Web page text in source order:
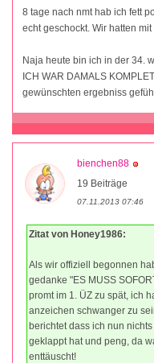
8 tage nach nmt hab ich fett
echt geschockt. Wir hatten
Naja heute bin ich in der 34.
ICH WAR DAMALS
gewünschten ergebniss
bienchen88
19 Beiträge
07.11.2013 07:46
Zitat von Honey1986:
Als wir offiziell begonnen
gedanke "ES MUSS
promt im 1. ÜZ zu spät, ich
anzeichen schwanger zu
berichtet dass ich nun
geklappt hat und peng, da
enttäuscht!